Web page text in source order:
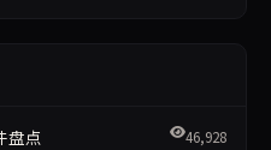
盘点 46,928